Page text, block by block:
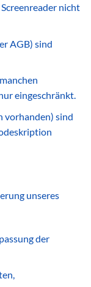
nicht
AGB) sind
eingeschränkt.
vorhanden) sind
unseres
der